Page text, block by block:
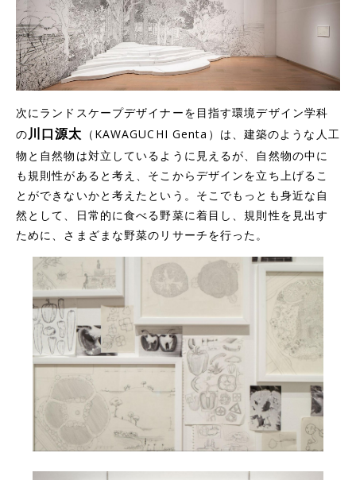
次にランドスケープデザイナーを目指す環境デザイン学科
の川口源太 （KAWAGUCHI Genta）は、建築のような人工
物と自然物は対立しているように見えるが、自然物の中に
も規則性があると考え、そこからデザインを立ち上げるこ
とができないかと考えたという。そこでもっとも身近な自
然として、日常的に食べる野菜に着目し、規則性を見出す
ために、さまざまな野菜のリサーチを行った。